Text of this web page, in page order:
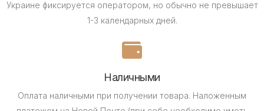
Украине фиксируется оператором, но обычно не превышает
1-3 календарных дней.
Наличными
Оплата наличными при получении товара. Наложенным